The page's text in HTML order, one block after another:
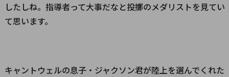
したしね。指導者って大事だなと投擲のメダリストを見てい
て思います。
キャントウェルの息子・ジャクソン君が陸上を選んでくれた